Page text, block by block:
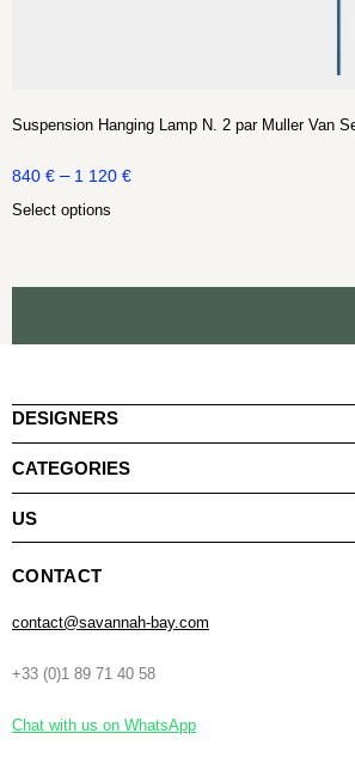
Suspension Hanging Lamp N. 2 par Muller Van
840 € – 1 120 €
Select options
DESIGNERS
CATEGORIES
US
CONTACT
contact@savannah-bay.com
+33 (0)1 89 71 40 58
Chat with us on WhatsApp